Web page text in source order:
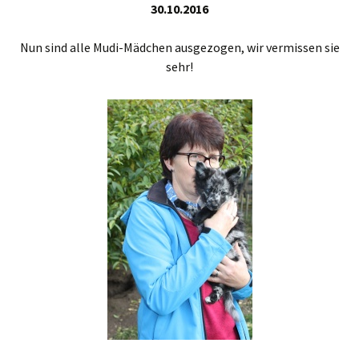
30.10.2016
Nun sind alle Mudi-Mädchen ausgezogen, wir vermissen sie
sehr!